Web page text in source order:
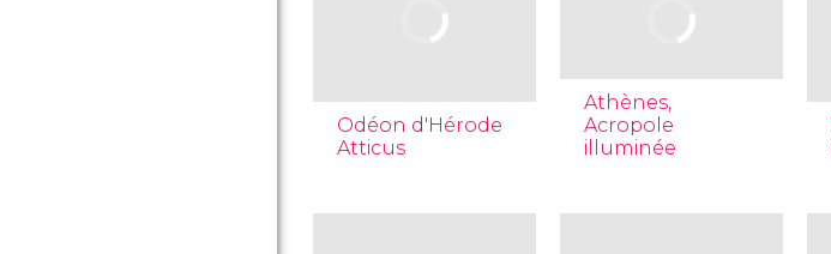
Odéon d'Hérode
Atticus
Athènes,
Acropole
illuminée